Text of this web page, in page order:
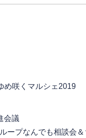
め咲くマルシェ2019
会議
ープなんでも相談会